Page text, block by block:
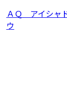
ＡＱ アイシャ
ウ